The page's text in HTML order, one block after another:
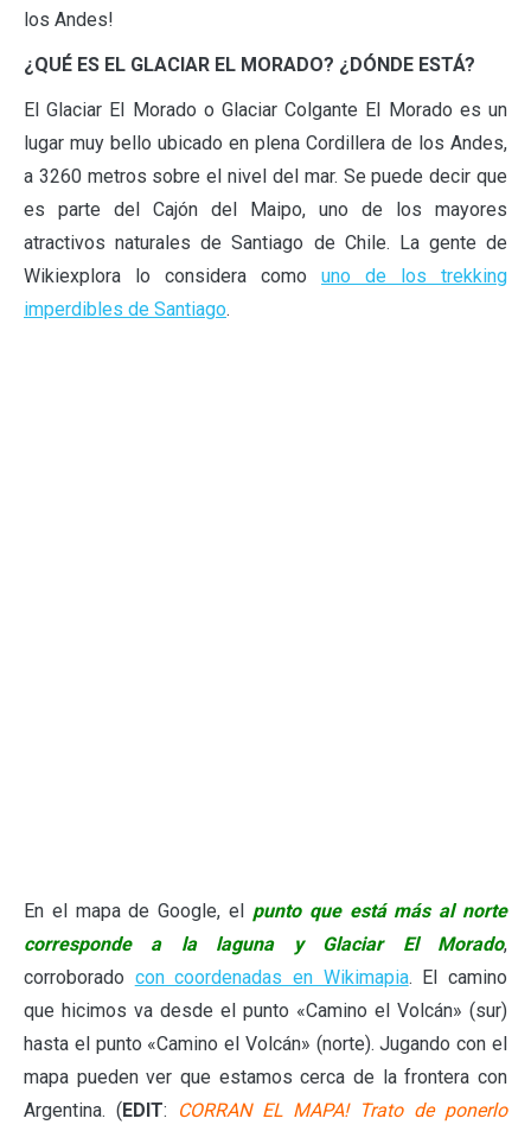
los Andes!
¿QUÉ ES EL GLACIAR EL MORADO? ¿DÓNDE ESTÁ?
El Glaciar El Morado o Glaciar Colgante El Morado es un
lugar muy bello ubicado en plena Cordillera de los Andes,
a 3260 metros sobre el nivel del mar. Se puede decir que
es parte del Cajón del Maipo, uno de los mayores
atractivos naturales de Santiago de Chile. La gente de
Wikiexplora lo considera como uno de los trekking
imperdibles de Santiago.
En el mapa de Google, el punto que está más al norte
corresponde a la laguna y Glaciar El Morado,
corroborado con coordenadas en Wikimapia. El camino
que hicimos va desde el punto «Camino el Volcán» (sur)
hasta el punto «Camino el Volcán» (norte). Jugando con el
mapa pueden ver que estamos cerca de la frontera con
Argentina. (EDIT:
CORRAN EL MAPA! Trato de ponerlo